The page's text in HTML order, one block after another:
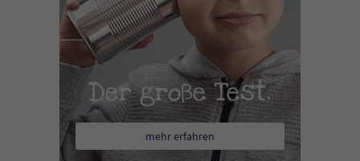
Der große Test.
mehr erfahren